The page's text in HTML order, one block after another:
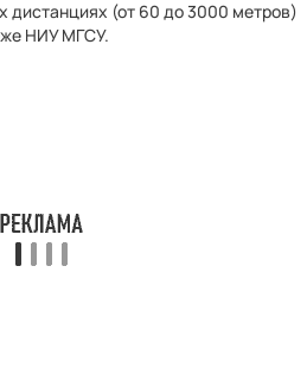
дистанциях (от 60 до 3000 метров)
НИУ МГСУ.